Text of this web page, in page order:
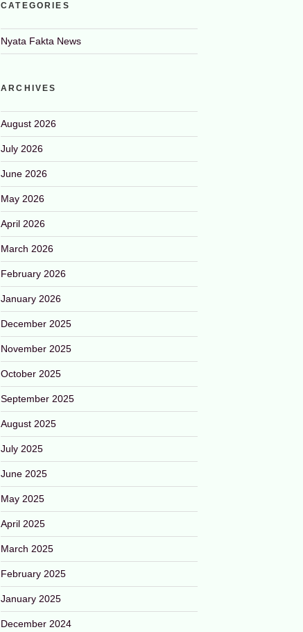
CATEGORIES
Nyata Fakta News
ARCHIVES
August 2026
July 2026
June 2026
May 2026
April 2026
March 2026
February 2026
January 2026
December 2025
November 2025
October 2025
September 2025
August 2025
July 2025
June 2025
May 2025
April 2025
March 2025
February 2025
January 2025
December 2024